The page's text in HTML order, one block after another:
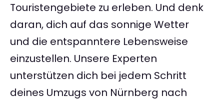
Touristengebiete zu erleben. Und denk
daran, dich auf das sonnige Wetter
und die entspanntere Lebensweise
einzustellen. Unsere Experten
unterstützen dich bei jedem Schritt
deines Umzugs von Nürnberg nach